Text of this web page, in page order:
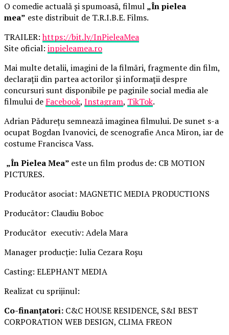
O comedie actuală și spumoasă, filmul „În pielea
mea” este distribuit de T.R.I.B.E. Films.
TRAILER:https://bit.ly/InPieleaMea
Site oficial: inpieleamea.ro
Mai multe detalii, imagini de la filmări, fragmente din film,
declarații din partea actorilor și informații despre
concursuri sunt disponibile pe paginile social media ale
filmului de Facebook, Instagram, TikTok.
Adrian Pădurețu semnează imaginea filmului. De sunet s-a
ocupat Bogdan Ivanovici, de scenografie Anca Miron, iar de
costume Francisca Vass.
„În Pielea Mea” este un film produs de: CB MOTION
PICTURES.
Producător asociat: MAGNETIC MEDIA PRODUCTIONS
Producător: Claudiu Boboc
Producător executiv: Adela Mara
Manager producție: Iulia Cezara Roșu
Casting: ELEPHANT MEDIA
Realizat cu sprijinul:
Co-finanțatori: C&C HOUSE RESIDENCE, S&I BEST
CORPORATION WEB DESIGN, CLIMA FREON